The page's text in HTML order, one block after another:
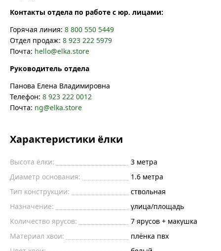
Контакты отдела по работе с юр. лицами:
Горячая линия: 8 800 550 5449
Отдел продаж: 8 923 222 5979
Почта: hello@elka.store
Руководитель отдела
Панова Елена Владимировна
Телефон: 8 923 222 0012
Почта: ng@elka.store
Характеристики ёлки
Высота ёлки: 3 метра
Диаметр основания:
1.6 метра
Тип конструкции:
ствольная
Назначение:
улица/площадь
Количество ярусов:
7 ярусов + макушка
Материал хвои:
плёнка пвх